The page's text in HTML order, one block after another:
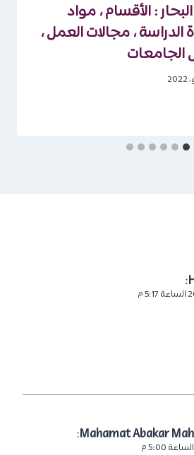
: الأقسام ، مواد
، مجالات العمل ،
الجامعات
:
Mahamat Abakar
: